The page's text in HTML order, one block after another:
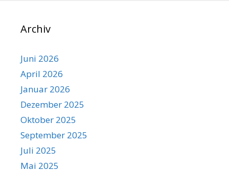
Archiv
Juni 2026
April 2026
Januar 2026
Dezember 2025
Oktober 2025
September 2025
Juli 2025
Mai 2025